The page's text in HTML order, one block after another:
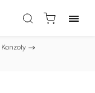
Konzoly /